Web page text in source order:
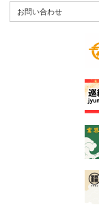
お問い合わせ